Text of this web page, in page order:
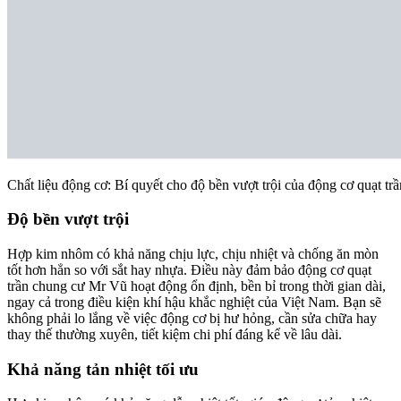
Chất liệu động cơ: Bí quyết cho độ bền vượt trội của động cơ quạt
Độ bền vượt trội
Hợp kim nhôm có khả năng chịu lực, chịu nhiệt và chống ăn mòn
tốt hơn hẳn so với sắt hay nhựa. Điều này đảm bảo động cơ quạt
trần chung cư Mr Vũ hoạt động ổn định, bền bỉ trong thời gian dài,
ngay cả trong điều kiện khí hậu khắc nghiệt của Việt Nam. Bạn sẽ
không phải lo lắng về việc động cơ bị hư hỏng, cần sửa chữa hay
thay thế thường xuyên, tiết kiệm chi phí đáng kể về lâu dài.
Khả năng tản nhiệt tối ưu